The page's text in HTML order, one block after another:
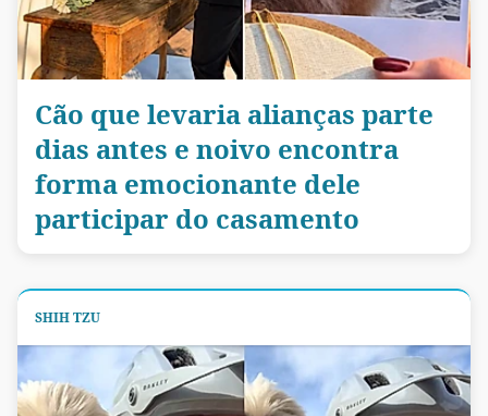
Cão que levaria alianças parte
dias antes e noivo encontra
forma emocionante dele
participar do casamento
SHIH TZU